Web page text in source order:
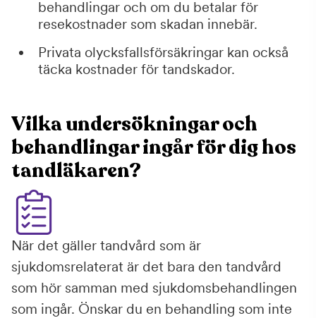
behandlingar och om du betalar för
resekostnader som skadan innebär.
Privata olycksfallsförsäkringar kan också
täcka kostnader för tandskador.
Vilka undersökningar och
behandlingar ingår för dig hos
tandläkaren?
När det gäller tandvård som är
sjukdomsrelaterat är det bara den tandvård
som hör samman med sjukdomsbehandlingen
som ingår. Önskar du en behandling som inte